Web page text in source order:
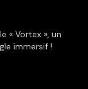
« Vortex », un
immersif !